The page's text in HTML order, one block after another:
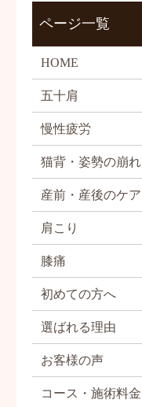
ページ一覧
HOME
五十肩
慢性疲労
猫背・姿勢の崩れ
産前・産後のケア
肩こり
膝痛
初めての方へ
選ばれる理由
お客様の声
コース・施術料金